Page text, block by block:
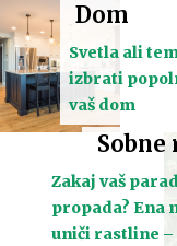
Dom
Svetla ali
izbrati
vaš dom
Zakaj vaš
propada? Ena
uniči rastline –